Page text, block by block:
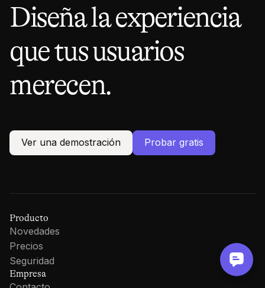
Diseña la experiencia
que tus usuarios
merecen.
Ver una demostración Probar gratis
Producto
Novedades
Precios
Seguridad
Empresa